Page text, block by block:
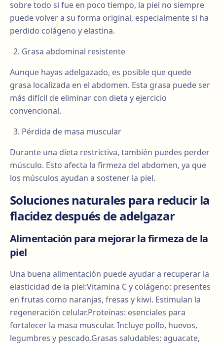
sobre todo si fue en poco tiempo, la piel no siempre
puede volver a su forma original, especialmente si ha
perdido colágeno y elastina.
Grasa abdominal resistente
Aunque hayas adelgazado, es posible que quede
grasa localizada en el abdomen. Esta grasa puede ser
más difícil de eliminar con dieta y ejercicio
convencional.
Pérdida de masa muscular
Durante una dieta restrictiva, también puedes perder
músculo. Esto afecta la firmeza del abdomen, ya que
los músculos ayudan a sostener la piel.
Soluciones naturales para reducir la
flacidez después de adelgazar
Alimentación para mejorar la firmeza de la
piel
Una buena alimentación puede ayudar a recuperar la
elasticidad de la piel:Vitamina C y colágeno: presentes
en frutas como naranjas, fresas y kiwi. Estimulan la
regeneración celular.Proteínas: esenciales para
fortalecer la masa muscular. Incluye pollo, huevos,
legumbres y pescado.Grasas saludables: aguacate,